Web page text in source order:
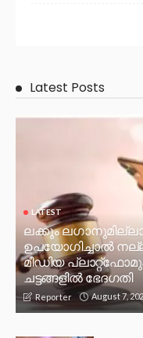
Latest Posts
LATEST
ലക്കും
ഉപയോഗിച്ചാല്‍
മീഡിയ
ചട്ടങ്ങളില്‍ ഭേദഗതി
Reporter August 7,